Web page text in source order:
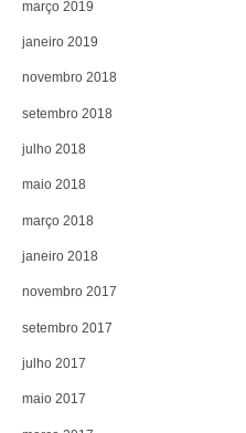
março 2019
janeiro 2019
novembro 2018
setembro 2018
julho 2018
maio 2018
março 2018
janeiro 2018
novembro 2017
setembro 2017
julho 2017
maio 2017